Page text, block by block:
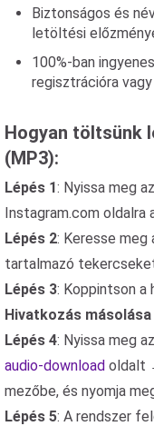
Biztonságos és
letöltési
100%-ban
regisztrációra
Hogyan töltsünk
(MP3):
Lépés 1: Nyissa meg
Instagram.com oldalra
Lépés 2: Keresse
tartalmazó
Lépés 3: Koppintson a
Hivatkozás másolása
Lépés 4: Nyissa meg az
audio-download oldalt
mezőbe, és nyomja
Lépés 5: A rendszer